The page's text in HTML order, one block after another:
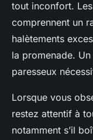
tout inconfort.
comprennent un
halètements
la promenade.
paresseux
Lorsque vous
restez attentif à
notamment s’il